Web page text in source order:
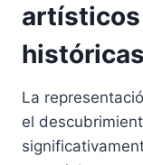
artísticos
La
el